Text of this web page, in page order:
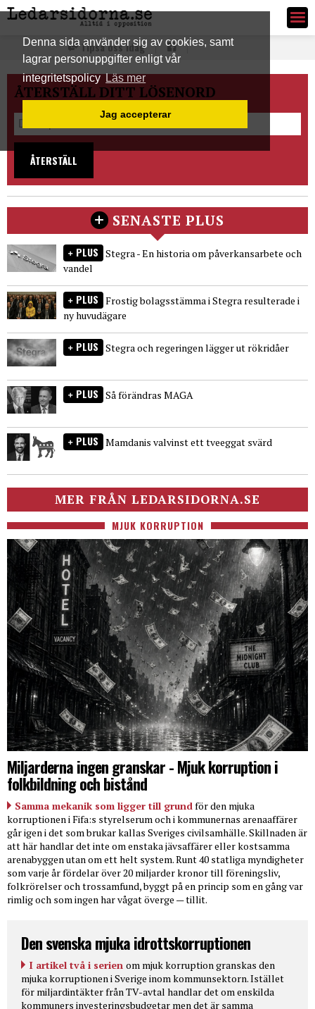
Denna sida använder sig av cookies, samt
lagrar personuppgifter enligt vår
integritetspolicyLäs mer
Jag accepterar
Ledarsidorna.se
Tipsa oss idag
ÅTERSTÄLL DITT LÖSENORD
ÅTERSTÄLL
SENASTE PLUS
PLUS Stegra - En historia om påverkansarbete och
vandel
PLUS Frostig bolagsstämma i Stegra resulterade i
ny huvudägare
PLUS Stegra och regeringen lägger ut rökridåer
PLUS Så förändras MAGA
PLUS Mamdanis valvinst ett tveeggat svärd
MER FRÅN LEDARSIDORNA.SE
MJUK KORRUPTION
Miljarderna ingen granskar - Mjuk korruption i
folkbildning och bistånd
Samma mekanik som ligger till grundför den mjuka
korruptionen i Fifa:s styrelserum och i kommunernas arenaaffärer
går igen i det som brukar kallas Sveriges civilsamhälle. Skillnaden är
att här handlar det inte om enstaka jävsaffärer eller kostsamma
arenabyggen utan om ett helt system. Runt 40 statliga myndigheter
som varje år fördelar över 20 miljarder kronor till föreningsliv,
folkrörelser och trossamfund, byggt på en princip som en gång var
rimlig och som ingen har vågat överge — tillit.
Den svenska mjuka idrottskorruptionen
I artikel två i serien om mjuk korruption granskas den
mjuka korruptionen i Sverige inom kommunsektorn. Istället
för miljardintäkter från TV-avtal handlar det om enskilda
kommuners investeringsbudgetar men det är samma